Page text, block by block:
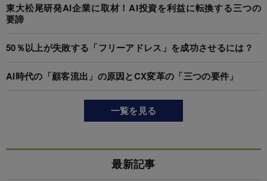
東大松尾研発AI企業に取材！AI投資を利益に転換する三つの
要諦
50％以上が失敗する「フリーアドレス」を成功させるには？
AI時代の「顧客流出」の原因とCX変革の「三つの要件」
一覧を見る
最新記事